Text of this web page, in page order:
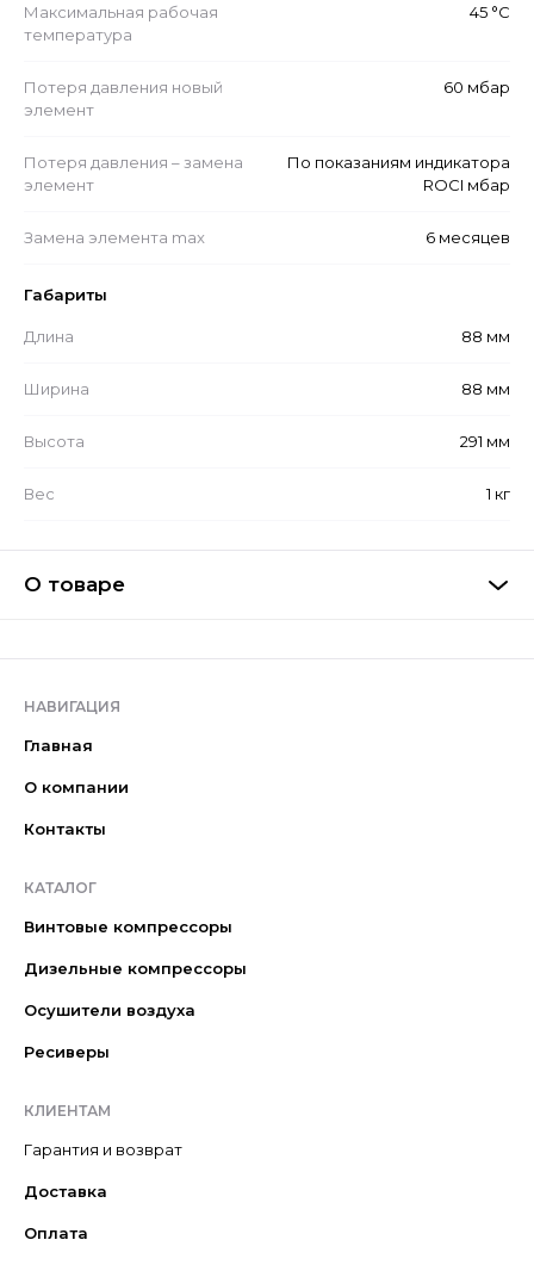
Максимальная рабочая
температура
45 °С
Потеря давления новый
элемент
60 мбар
Потеря давления – замена
элемент
По показаниям индикатора
ROCI мбар
Замена элемента max 6 месяцев
Габариты
Длина 88 мм
Ширина 88 мм
Высота 291 мм
Вес 1 кг
О товаре
НАВИГАЦИЯ
Главная
О компании
Контакты
КАТАЛОГ
Винтовые компрессоры
Дизельные компрессоры
Осушители воздуха
Ресиверы
КЛИЕНТАМ
Гарантия и возврат
Доставка
Оплата